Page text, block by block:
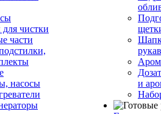
чистки
части
насосы
и